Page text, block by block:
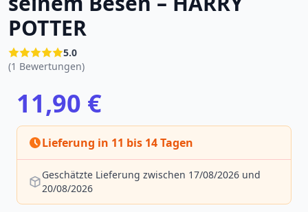
POTTER
5.0
(1 Bewertungen)
11,90 €
Lieferung in 11 bis 14 Tagen
Geschätzte Lieferung zwischen 17/08/2026 und
20/08/2026